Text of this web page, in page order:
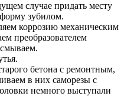
случае придать месту
зубилом.
коррозию механическим
преобразователем
бетона с ремонтным,
в них саморезы с
немного выступали